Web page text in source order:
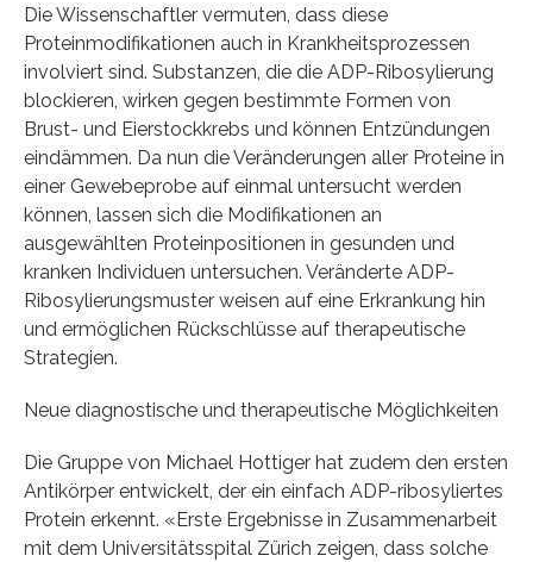
Die Wissenschaftler vermuten, dass diese
Proteinmodifikationen auch in Krankheitsprozessen
involviert sind. Substanzen, die die ADP-Ribosylierung
blockieren, wirken gegen bestimmte Formen von
Brust- und Eierstockkrebs und können Entzündungen
eindämmen. Da nun die Veränderungen aller Proteine in
einer Gewebeprobe auf einmal untersucht werden
können, lassen sich die Modifikationen an
ausgewählten Proteinpositionen in gesunden und
kranken Individuen untersuchen. Veränderte ADP-
Ribosylierungsmuster weisen auf eine Erkrankung hin
und ermöglichen Rückschlüsse auf therapeutische
Strategien.
Neue diagnostische und therapeutische Möglichkeiten
Die Gruppe von Michael Hottiger hat zudem den ersten
Antikörper entwickelt, der ein einfach ADP-ribosyliertes
Protein erkennt. «Erste Ergebnisse in Zusammenarbeit
mit dem Universitätsspital Zürich zeigen, dass solche